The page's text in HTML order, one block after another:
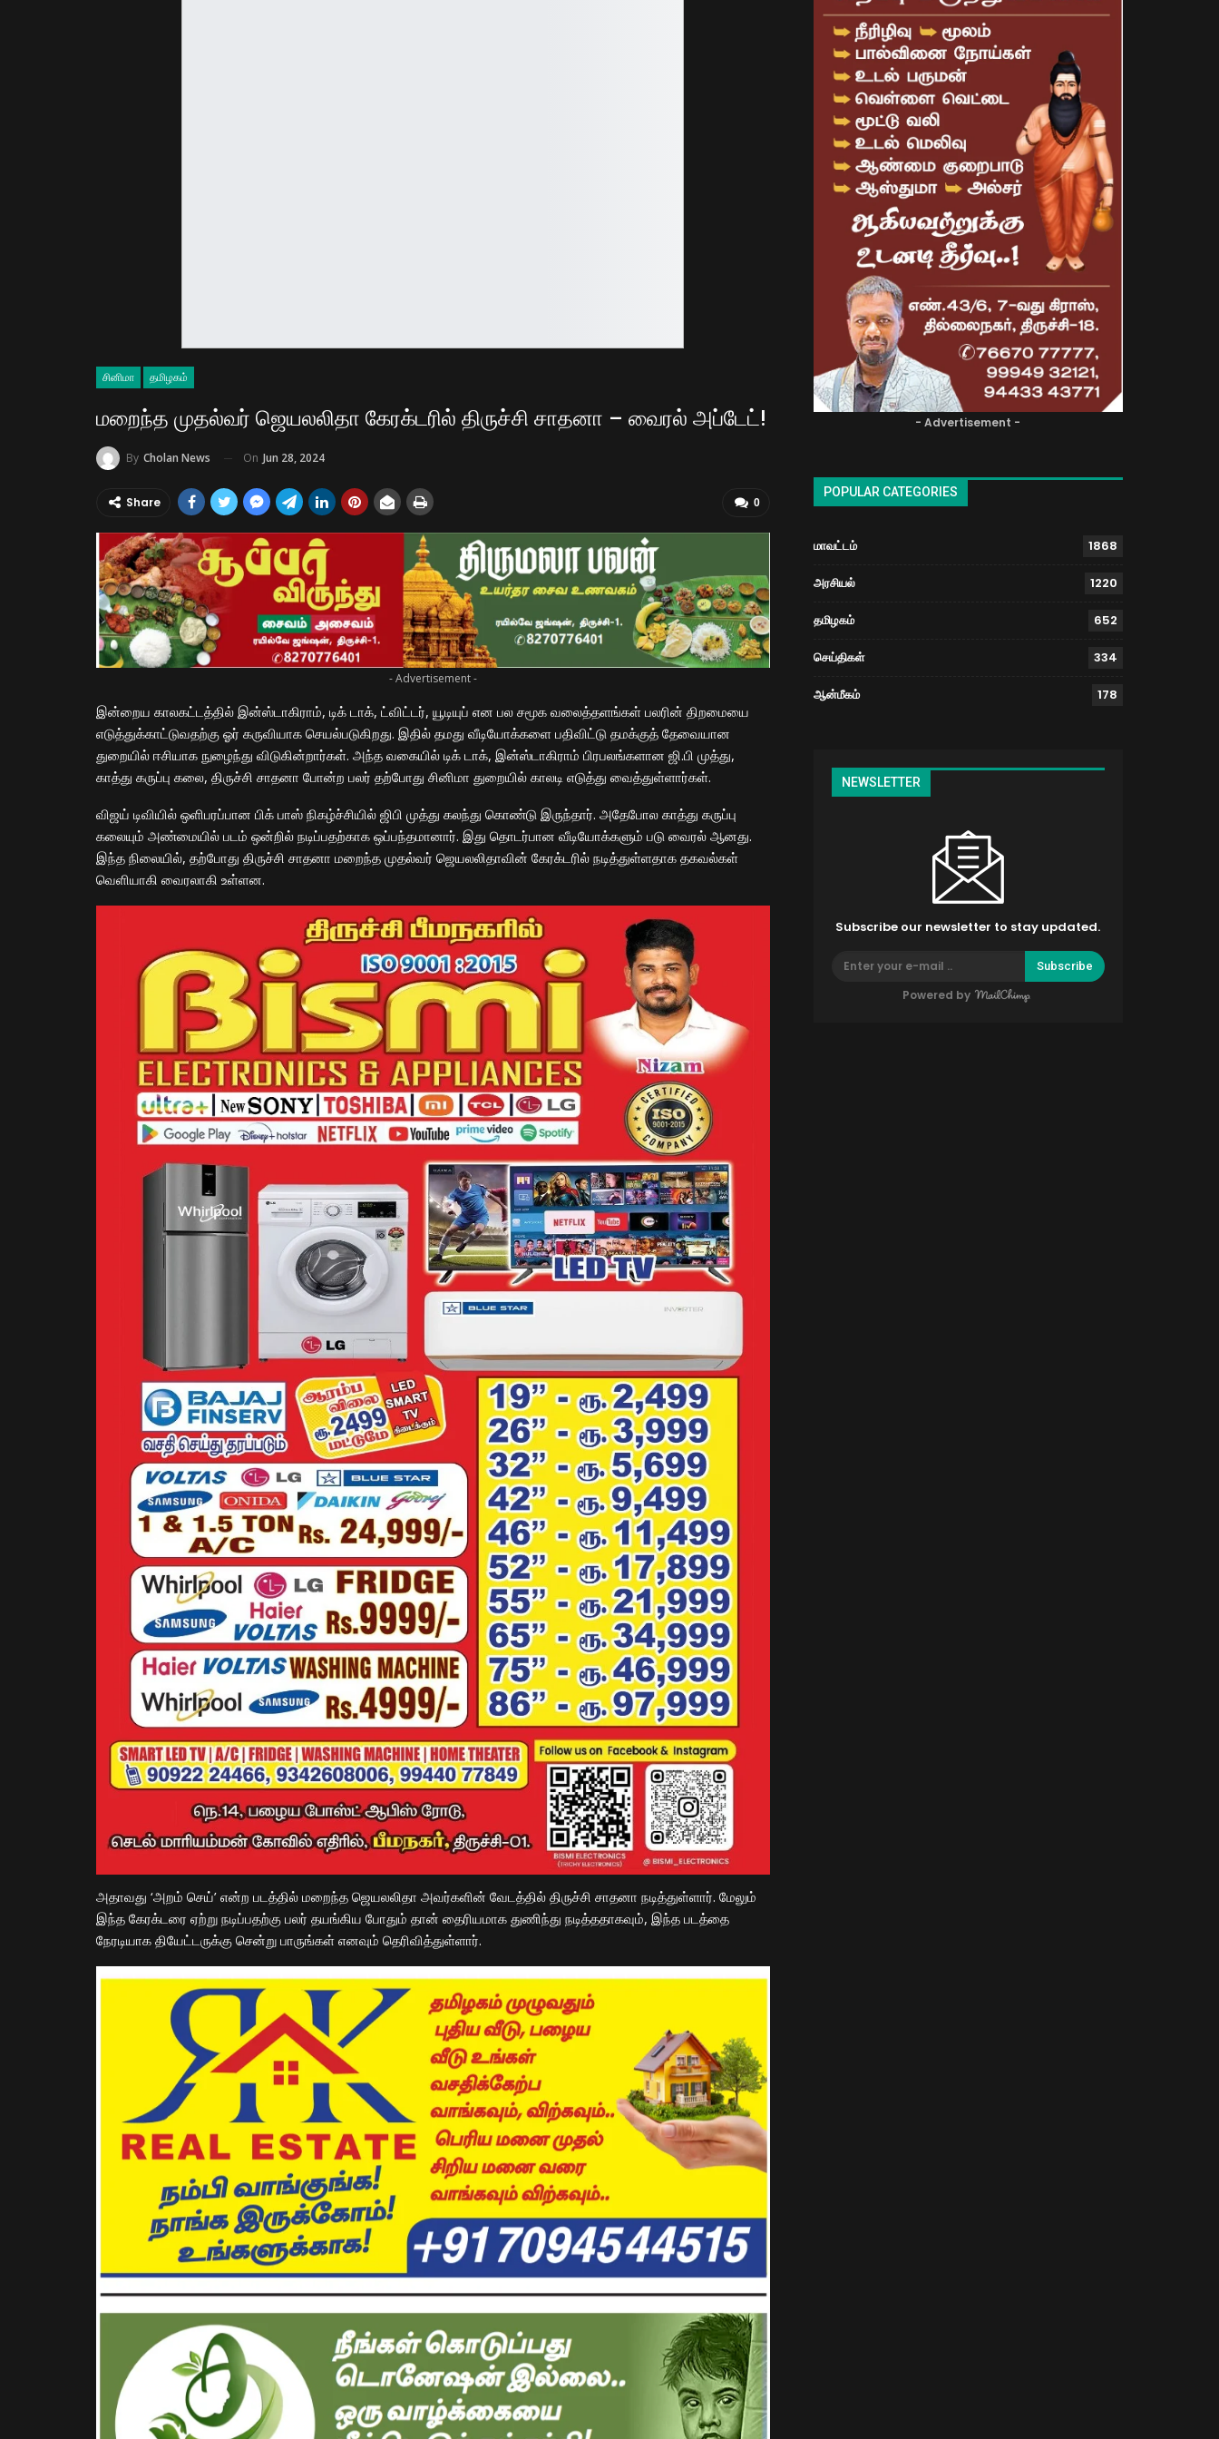
சினிமா தமிழகம்
மறைந்த முதல்வர் ஜெயலலிதா கேரக்டரில் திருச்சி சாதனா – வைரல் அப்டேட்!
By Cholan News On Jun 28, 2024
0
Share
- Advertisement -
இன்றைய காலகட்டத்தில் இன்ஸ்டாகிராம், டிக் டாக், ட்விட்டர், யூடியுப் என பல சமூக வலைத்தளங்கள் பலரின் திறமையை
எடுத்துக்காட்டுவதற்கு ஓர் கருவியாக செயல்படுகிறது. இதில் தமது வீடியோக்களை பதிவிட்டு தமக்குத் தேவையான
துறையில் ஈசியாக நுழைந்து விடுகின்றார்கள். அந்த வகையில் டிக் டாக், இன்ஸ்டாகிராம் பிரபலங்களான ஜி.பி முத்து,
காத்து கருப்பு கலை, திருச்சி சாதனா போன்ற பலர் தற்போது சினிமா துறையில் காலடி எடுத்து வைத்துள்ளார்கள்.
விஜய் டிவியில் ஒளிபரப்பான பிக் பாஸ் நிகழ்ச்சியில் ஜிபி முத்து கலந்து கொண்டு இருந்தார். அதேபோல காத்து கருப்பு
கலையும் அண்மையில் படம் ஒன்றில் நடிப்பதற்காக ஒப்பந்தமானார். இது தொடர்பான வீடியோக்களும் படு வைரல் ஆனது.
இந்த நிலையில், தற்போது திருச்சி சாதனா மறைந்த முதல்வர் ஜெயலலிதாவின் கேரக்டரில் நடித்துள்ளதாக தகவல்கள்
வெளியாகி வைரலாகி உள்ளன.
அதாவது ‘அறம் செய்’ என்ற படத்தில் மறைந்த ஜெயலலிதா அவர்களின் வேடத்தில் திருச்சி சாதனா நடித்துள்ளார். மேலும்
இந்த கேரக்டரை ஏற்று நடிப்பதற்கு பலர் தயங்கிய போதும் தான் தைரியமாக துணிந்து நடித்ததாகவும், இந்த படத்தை
நேரடியாக தியேட்டருக்கு சென்று பாருங்கள் எனவும் தெரிவித்துள்ளார்.
- Advertisement -
POPULAR CATEGORIES
மாவட்டம் 1868
அரசியல் 1220
தமிழகம் 652
செய்திகள் 334
ஆன்மீகம் 178
NEWSLETTER
Subscribe our newsletter to stay updated.
Subscribe
Powered by